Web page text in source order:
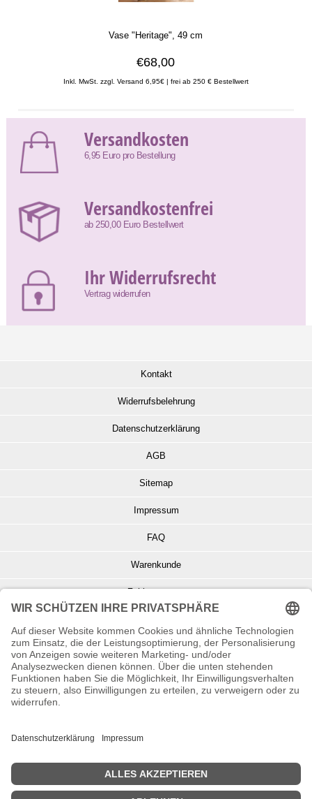
Vase "Heritage", 49 cm
€68,00
Inkl. MwSt. zzgl. Versand 6,95€ | frei ab 250 € Bestellwert
Versandkosten
6,95 Euro pro Bestellung
Versandkostenfrei
ab 250,00 Euro Bestellwert
Ihr Widerrufsrecht
Vertrag widerrufen
Kontakt
Widerrufsbelehrung
Datenschutzerklärung
AGB
Sitemap
Impressum
FAQ
Warenkunde
Zahlungsarten
Info zu Elektro- u. Elektronikgeräten
Batterieentsorgung
Informationen zur Echtheit von Kundenbewertungen